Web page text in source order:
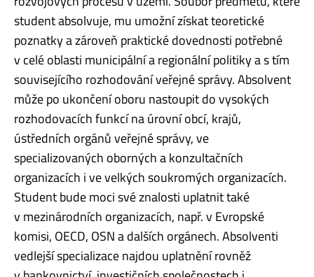
student absolvuje, mu umožní získat teoretické
poznatky a zároveň praktické dovednosti potřebné
v celé oblasti municipální a regionální politiky a s tím
souvisejícího rozhodování veřejné správy. Absolvent
může po ukončení oboru nastoupit do vysokých
rozhodovacích funkcí na úrovní obcí, krajů,
ústředních orgánů veřejné správy, ve
specializovaných oborných a konzultačních
organizacích i ve velkých soukromých organizacích.
Student bude moci své znalosti uplatnit také
v mezinárodních organizacích, např. v Evropské
komisi, OECD, OSN a dalších orgánech. Absolventi
vedlejší specializace najdou uplatnění rovněž